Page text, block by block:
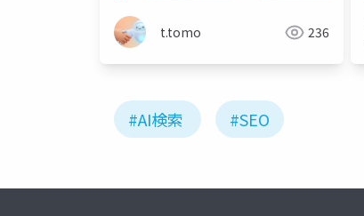
t.tomo 236
#AI検索 #SEO